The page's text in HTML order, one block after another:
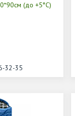
(до +5°С)
32-35